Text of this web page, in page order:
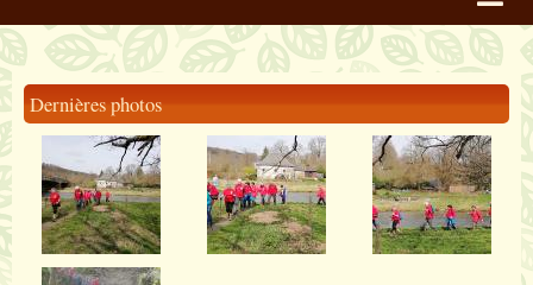
Agenda
Dernières photos